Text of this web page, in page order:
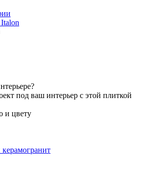
под ваш интерьер с этой плиткой
и цвету